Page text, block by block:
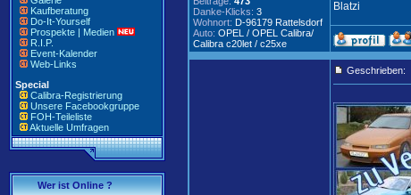
Kaufberatung
Do-It-Yourself
Prospekte | Medien
R.I.P.
Event-Kalender
Web-Links
Special
Calibra-Registrierung
Unsere Facebookgruppe
FOH-Teileliste
Aktuelle Umfragen
Wer ist Online ?
Danke-Klicks: 3
Wohnort: D-96179 Rattelsdorf
Auto: OPEL / OPEL Calibra/
Calibra c20let / c25xe
Blatzi
Geschrieben: